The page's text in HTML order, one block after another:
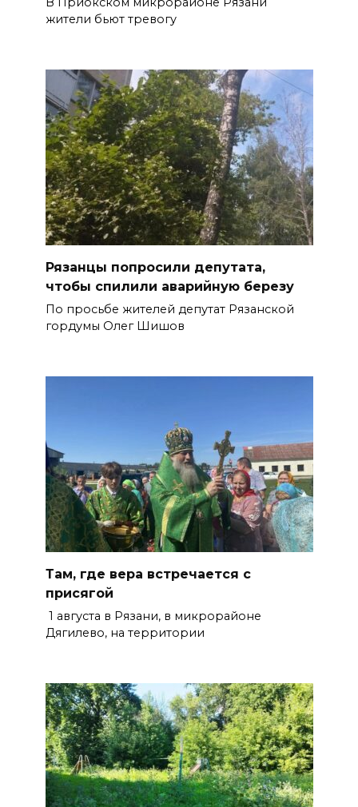
жители бьют тревогу
Рязанцы попросили депутата,
чтобы спилили аварийную березу
По просьбе жителей депутат Рязанской
гордумы Олег Шишов
Там, где вера встречается с
присягой
1 августа в Рязани, в микрорайоне
Дягилево, на территории